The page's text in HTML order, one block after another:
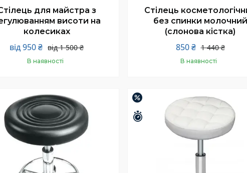
для майстра з
висоти на
колесиках
від 1 500 ₴
від 950 ₴
В наявності
Купити
Стілець
без спинки молочний
(слонова кістка)
1 440 ₴
850 ₴
В наявності
25 днів Залишилось 25 днів